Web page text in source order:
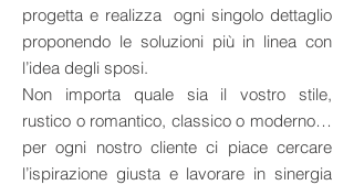
progetta e realizza ogni singolo dettaglio
proponendo le soluzioni più in linea con
l’idea degli sposi.
Non importa quale sia il vostro stile,
rustico o romantico, classico o moderno…
per ogni nostro cliente ci piace cercare
l’ispirazione giusta e lavorare in sinergia